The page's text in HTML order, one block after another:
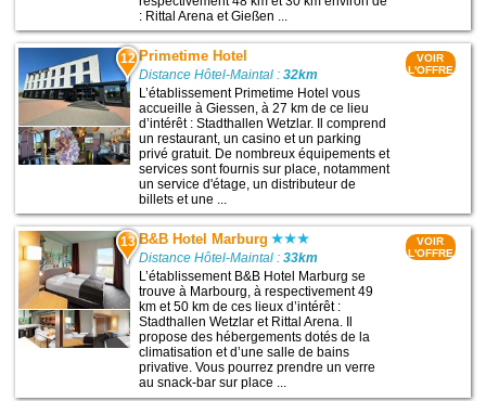
: Rittal Arena et Gießen ...
12 Primetime Hotel
Distance Hôtel-Maintal :32km
L’établissement Primetime Hotel vous
accueille à Giessen, à 27 km de ce lieu
d’intérêt : Stadthallen Wetzlar. Il comprend
un restaurant, un casino et un parking
privé gratuit. De nombreux équipements et
services sont fournis sur place, notamment
un service d'étage, un distributeur de
billets et une ...
VOIR
L'OFFRE
13 B&B Hotel Marburg
Distance Hôtel-Maintal :33km
L’établissement B&B Hotel Marburg se
trouve à Marbourg, à respectivement 49
km et 50 km de ces lieux d’intérêt :
Stadthallen Wetzlar et Rittal Arena. Il
propose des hébergements dotés de la
climatisation et d’une salle de bains
privative. Vous pourrez prendre un verre
au snack-bar sur place ...
VOIR
L'OFFRE